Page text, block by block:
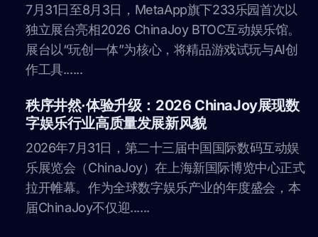
7月31日至8月3日，MetaApp旗下233乐园首次以
独立展台亮相2026 ChinaJoy BTOC互动娱乐馆。
展台以“玩创一体”为核心，将精品游戏试玩与AI创
作工具......
秩序井然·体验升级：2026 ChinaJoy展现数
字娱乐行业高质量发展新风貌
2026年7月31日，第二十三届中国国际数码互动娱
乐展览会（ChinaJoy）在上海新国际博览中心正式
拉开帷幕。作为全球数字娱乐产业的年度盛会，本
届ChinaJoy不仅迎......